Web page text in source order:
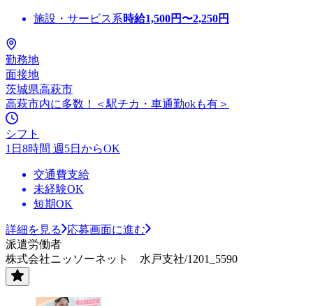
施設・サービス系時給1,500円〜2,250円
勤務地
面接地
茨城県高萩市
高萩市内に多数！＜駅チカ・車通勤okも有＞
シフト
1日8時間 週5日からOK
交通費支給
未経験OK
短期OK
詳細を見る
応募画面に進む
派遣労働者
株式会社ニッソーネット 水戸支社/1201_5590